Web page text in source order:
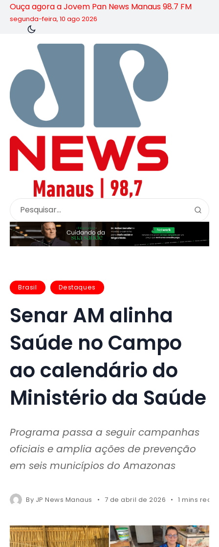
Ouça agora a Jovem Pan News Manaus 98.7 FM
segunda-feira, 10 ago 2026
Brasil Destaques
Senar AM alinha
Saúde no Campo
ao calendário do
Ministério da Saúde
Programa passa a seguir campanhas
oficiais e amplia ações de prevenção
em seis municípios do Amazonas
By JP News Manaus 7 de abril de 2026 1 mins read